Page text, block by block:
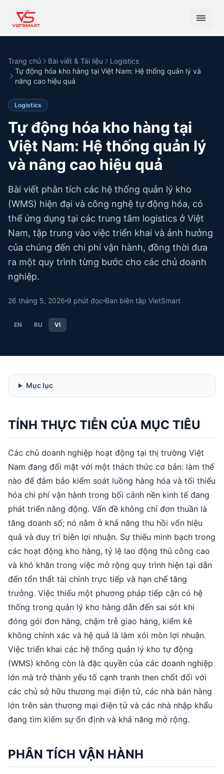
Trang chủ Bài viết & Tài liệu
Logistics
Tự động hóa kho hàng tại Việt Nam: Hệ thống quản lý và
nâng cao hiệu quả
Logistics
Tự động hóa kho hàng tại
Việt Nam: Hệ thống quản lý
và nâng cao hiệu quả
Bài viết phân tích các hệ thống quản lý kho
(WMS) hiện đại và công nghệ tự động hóa, có
thể ứng dụng tại các trung tâm logistics ở Việt
Nam, tập trung vào việc triển khai và ảnh hưởng
của chúng đến chi phí vận hành, đồng thời đưa
ra một quy trình từng bước cho các chủ doanh
nghiệp.
26 tháng 5, 2026 9 phút đọc Ban biên tập VietSmart
EN RU VI
Mục lục
TÍNH THỰC TIỄN CỦA MỤC TIÊU
Các chủ doanh nghiệp hoạt động tại thị trường Việt
Nam đang đối mặt với một thách thức cơ bản: làm thế
nào để đảm bảo kiểm soát luồng hàng hóa và tối thiểu
hóa chi phí vận hành trong bối cảnh nền kinh tế đang
phát triển năng động. Vấn đề không chỉ đơn thuần là
tăng doanh số; nó nằm ở khả năng thu hồi vốn hiệu
quả và duy trì biên lợi nhuận. Sự thiếu minh bạch trong
các hoạt động kho hàng, tỷ lệ lao động thủ công cao
và khó khăn trong việc mở rộng quy trình hiện tại dẫn
đến tổn thất tài chính trực tiếp và hạn chế tăng
trưởng. Việc thiếu một phương pháp tiếp cận có hệ
thống trong quản lý kho hàng dẫn đến sai sót khi
đóng gói đơn hàng, chậm trễ giao hàng, kiểm kê
không chính xác và hệ quả là làm xói mòn lợi nhuận.
Việc triển khai các hệ thống quản lý kho tự động
(WMS) không còn là đặc quyền của các doanh nghiệp
lớn mà trở thành yếu tố cạnh tranh then chốt đối với
các chủ sở hữu thương mại điện tử, các nhà bán hàng
lớn trên sàn thương mại điện tử và các nhà nhập khẩu
đang tìm kiếm sự ổn định và khả năng mở rộng.
PHÂN TÍCH VẬN HÀNH